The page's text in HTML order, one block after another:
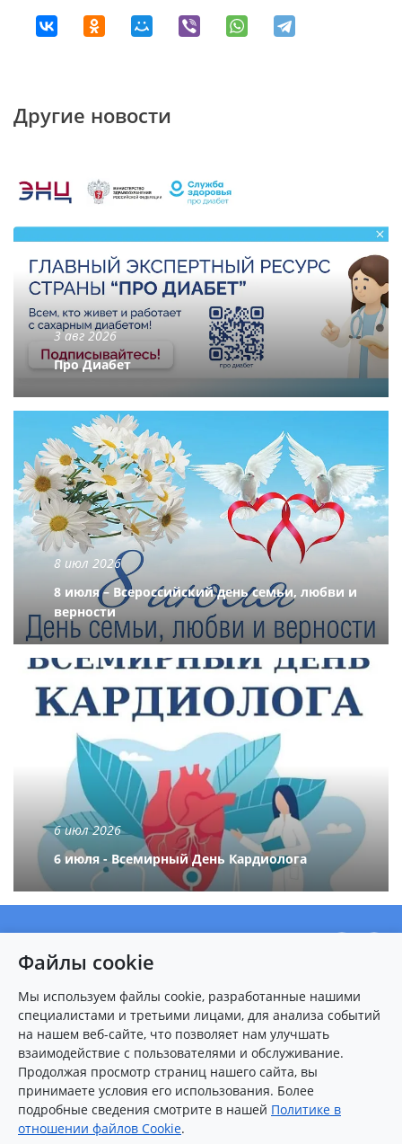
Другие новости
3 авг 2026
Про Диабет
8 июл 2026
8 июля – Всероссийский день семьи, любви и
верности
6 июл 2026
6 июля - Всемирный День Кардиолога
О центре
Новости
Пациентам
Карта сайта
Контакты
8 (8412) 25-54-77(многоканальный)
Файлы cookie
Мы используем файлы cookie, разработанные нашими
специалистами и третьими лицами, для анализа событий
на нашем веб-сайте, что позволяет нам улучшать
взаимодействие с пользователями и обслуживание.
Продолжая просмотр страниц нашего сайта, вы
принимаете условия его использования. Более
подробные сведения смотрите в нашей Политике в
отношении файлов Cookie.